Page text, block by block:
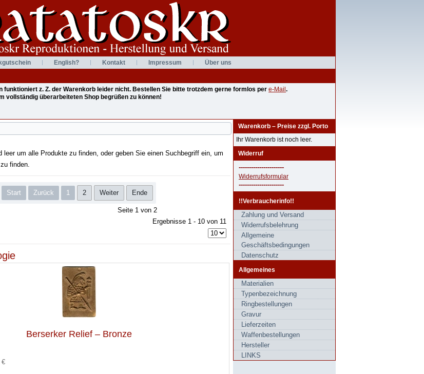
English? Kontakt Impressum
Über uns
z. Z. der Warenkorb leider nicht. Bestellen Sie bitte trotzdem gerne formlos per e-Mail .
vollständig überarbeiteten Shop begrüßen zu können!
leer um alle Produkte zu finden, oder geben Sie einen Suchbegriff ein, um
finden.
Start Zurück 1 2 Weiter Ende
Seite 1 von 2
Ergebnisse 1 - 10 von 11
Berserker Relief – Bronze
€
Warenkorb – Preise zzgl. Porto
Ihr Warenkorb ist noch leer.
Widerruf
----------------------
Widerrufsformular
----------------------
!!Verbraucherinfo!!
Zahlung und Versand
Widerrufsbelehrung
Allgemeine
Geschäftsbedingungen
Datenschutz
Allgemeines
Materialien
Typenbezeichnung
Ringbestellungen
Gravur
Lieferzeiten
Waffenbestellungen
Hersteller
LINKS